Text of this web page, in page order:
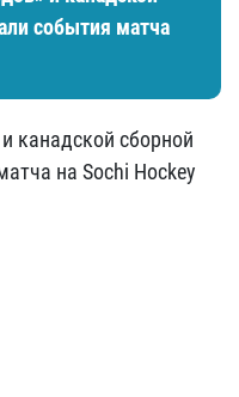
события матча
канадской сборной
на Sochi Hockey